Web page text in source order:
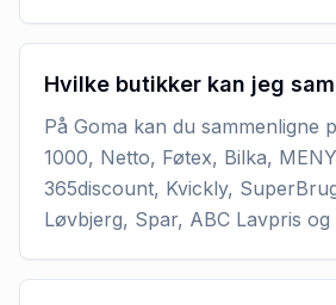
Hvilke butikker kan jeg
På Goma kan du sammenligne
1000, Netto, Føtex, Bilka,
365discount, Kvickly,
Løvbjerg, Spar, ABC Lavpris og